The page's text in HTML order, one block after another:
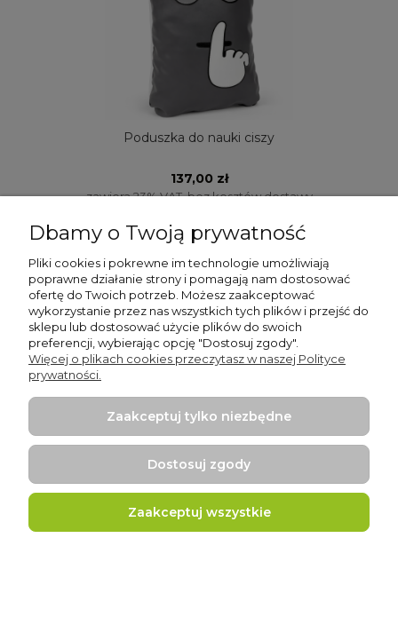
Poduszka do nauki ciszy
137,00 zł
zawiera 23% VAT, bez kosztów dostawy
Do koszyka
Dbamy o Twoją prywatność
Pliki cookies i pokrewne im technologie umożliwiają
poprawne działanie strony i pomagają nam dostosować
ofertę do Twoich potrzeb. Możesz zaakceptować
wykorzystanie przez nas wszystkich tych plików i przejść do
sklepu lub dostosować użycie plików do swoich
preferencji, wybierając opcję "Dostosuj zgody".
Więcej o plikach cookies przeczytasz w naszej Polityce
prywatności.
Zaakceptuj tylko niezbędne
Dostosuj zgody
Zaakceptuj wszystkie